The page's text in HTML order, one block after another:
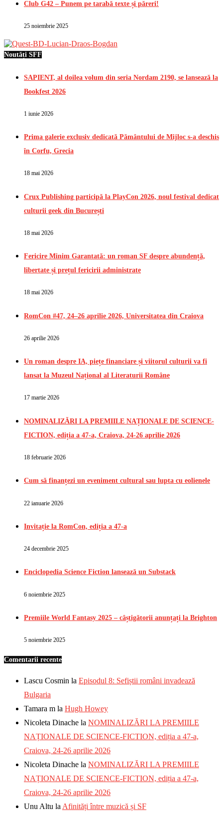
Club G42 – Punem pe tarabă texte și păreri!
25 noiembrie 2025
Noutăți SFF
SAPIENT, al doilea volum din seria Nordam 2190, se lansează la
Bookfest 2026
1 iunie 2026
Prima galerie exclusiv dedicată Pământului de Mijloc s-a deschis
în Corfu, Grecia
18 mai 2026
Crux Publishing participă la PlayCon 2026, noul festival dedicat
culturii geek din București
18 mai 2026
Fericire Minim Garantată: un roman SF despre abundență,
libertate și prețul fericirii administrate
18 mai 2026
RomCon #47, 24–26 aprilie 2026, Universitatea din Craiova
26 aprilie 2026
Un roman despre IA, piețe financiare și viitorul culturii va fi
lansat la Muzeul Național al Literaturii Române
17 martie 2026
NOMINALIZĂRI LA PREMIILE NAȚIONALE DE SCIENCE-
FICTION, ediția a 47-a, Craiova, 24-26 aprilie 2026
18 februarie 2026
Cum să finanțezi un eveniment cultural sau lupta cu eolienele
22 ianuarie 2026
Invitație la RomCon, ediția a 47-a
24 decembrie 2025
Enciclopedia Science Fiction lansează un Substack
6 noiembrie 2025
Premiile World Fantasy 2025 – câștigătorii anunțați la Brighton
5 noiembrie 2025
Comentarii recente
Lascu Cosmin la Episodul 8: Sefiștii români invadează
Bulgaria
Tamara m la Hugh Howey
Nicoleta Dinache la NOMINALIZĂRI LA PREMIILE
NAȚIONALE DE SCIENCE-FICTION, ediția a 47-a,
Craiova, 24-26 aprilie 2026
Nicoleta Dinache la NOMINALIZĂRI LA PREMIILE
NAȚIONALE DE SCIENCE-FICTION, ediția a 47-a,
Craiova, 24-26 aprilie 2026
Unu Altu la Afinități între muzică și SF